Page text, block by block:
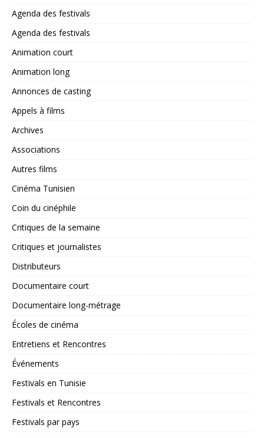
Agenda des festivals
Agenda des festivals
Animation court
Animation long
Annonces de casting
Appels à films
Archives
Associations
Autres films
Cinéma Tunisien
Coin du cinéphile
Critiques de la semaine
Critiques et journalistes
Distributeurs
Documentaire court
Documentaire long-métrage
Écoles de cinéma
Entretiens et Rencontres
Événements
Festivals en Tunisie
Festivals et Rencontres
Festivals par pays